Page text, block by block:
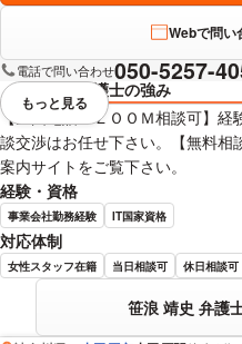
Webで問い
電話で問い合わせ050-5257-
弁護士の強み
【全国電話・ＺＯＯＭ相談可】
談交渉はお任せ下さい。【無料
案内サイトをご覧下さい。
経験・資格
事業会社勤務経験 IT国家資格
対応体制
女性スタッフ在籍 当日相談可 休日相談可
笹浪 靖史 弁護
視覚的に省略されている要素を
もっと見る